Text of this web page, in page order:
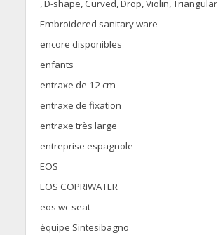
, D-shape, Curved, Drop, Violin, Triangular
Embroidered sanitary ware
encore disponibles
enfants
entraxe de 12 cm
entraxe de fixation
entraxe très large
entreprise espagnole
EOS
EOS COPRIWATER
eos wc seat
équipe Sintesibagno